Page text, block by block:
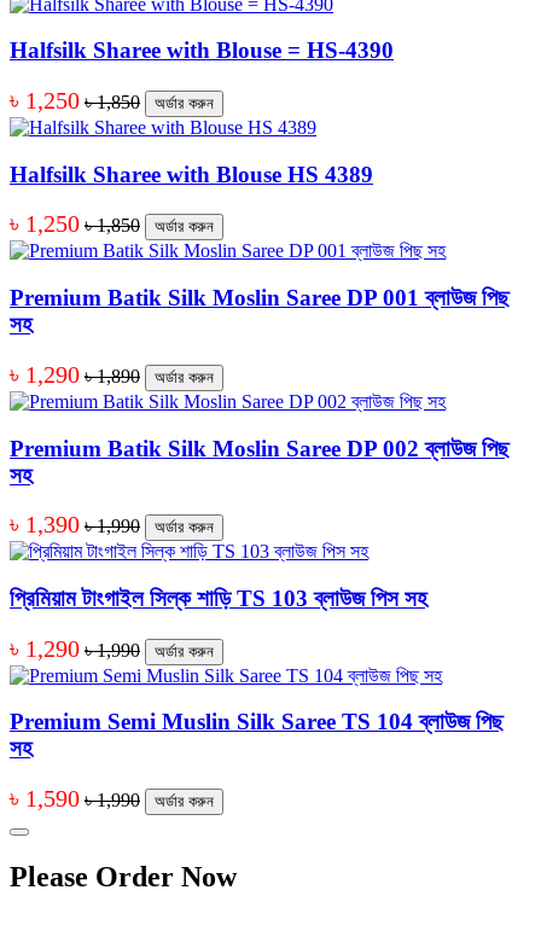
Halfsilk Sharee with Blouse = HS-4390
৳ 1,250 ৳ 1,850 অর্ডার করুন
Halfsilk Sharee with Blouse HS 4389
৳ 1,250 ৳ 1,850 অর্ডার করুন
Premium Batik Silk Moslin Saree DP 001 ব্লাউজ পিছ
সহ
৳ 1,290 ৳ 1,890 অর্ডার করুন
Premium Batik Silk Moslin Saree DP 002 ব্লাউজ পিছ
সহ
৳ 1,390 ৳ 1,990 অর্ডার করুন
প্রিমিয়াম টাংগাইল সিল্ক শাড়ি TS 103 ব্লাউজ পিস সহ
৳ 1,290 ৳ 1,990 অর্ডার করুন
Premium Semi Muslin Silk Saree TS 104 ব্লাউজ পিছ
সহ
৳ 1,590 ৳ 1,990 অর্ডার করুন
Please Order Now